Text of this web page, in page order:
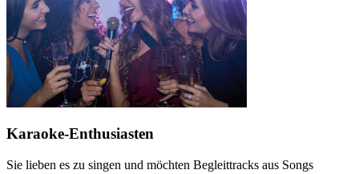
Karaoke-Enthusiasten
Sie lieben es zu singen und möchten Begleittracks aus Songs